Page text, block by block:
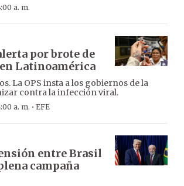
a. m.
por brote de
Latinoamérica
La OPS insta a los gobiernos de la
contra la infección viral.
a. m. · EFE
entre Brasil
campaña